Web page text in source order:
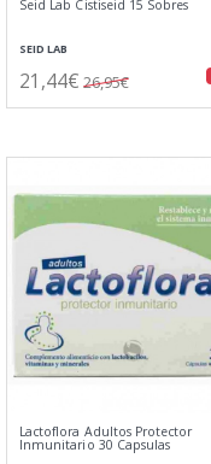
Seid Lab Cistiseid 15 Sobres
SEID LAB
21,44€ 26,95€
Lactoflora Adultos Protector
Inmunitario 30 Capsulas